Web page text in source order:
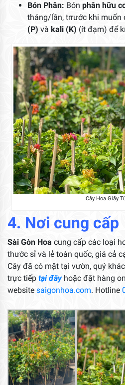
Bón Phân: Bón phân hữu
tháng/lần, trrước khi muốn
(P) và kali (K) (ít đạm) để
Cây Hoa Giấy
4. Nơi cung cấp
Sài Gòn Hoa cung cấp các loại
thước sỉ và lẻ toàn quốc, giá cả
Cây đã có mặt tại vườn, quý
trực tiếp tại đâyhoặc đặt hàng
website saigonhoa.com. Hotline